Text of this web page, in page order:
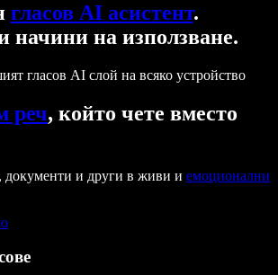
гласов AI асистент.
начини на използване.
гласов AI слой на всяко устройство
реч, който чете вместо
документи и други в живи и емоционални